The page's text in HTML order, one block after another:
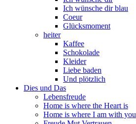
Ich wünsche dir blau
Coeur
Glücksmoment
heiter
Kaffee
Schokolade
Kleider
Liebe baden
Und plötzlich
Dies und Das
Lebensfreude
Home is where the Heart is
Home is where I am with you